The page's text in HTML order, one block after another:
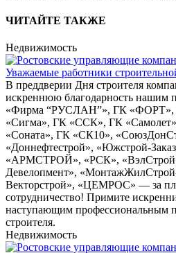
ЧИТАЙТЕ ТАКЖЕ
Недвижимость
Уважаемые работники
В преддверии Дня строителя
искреннюю благодарность нашим
«Фирма “РУСЛАН”», ГК
«Сигма», ГК «ССК», ГК
«Соната», ГК «СК10»,
«Доннефтестрой», «Южстрой-
«АРМСТРОЙ», «РСК»,
Девелопмент»,
Векторстрой», «ЦЕМРОС» — за
сотрудничество! Примите
наступающим профессиональным
строителя.
Недвижимость